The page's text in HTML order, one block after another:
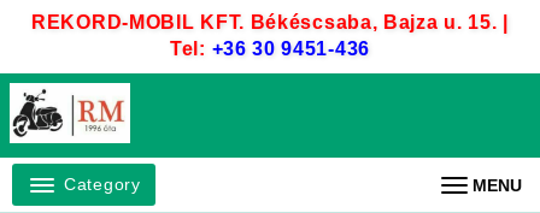
REKORD-MOBIL KFT. Békéscsaba, Bajza u. 15. |
Tel: +36 30 9451-436
Category MENU